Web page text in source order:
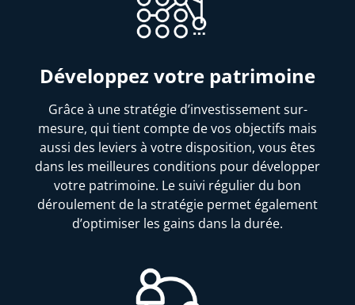
Développez votre patrimoine
Grâce à une stratégie d’investissement sur-
mesure, qui tient compte de vos objectifs mais
aussi des leviers à votre disposition, vous êtes
dans les meilleures conditions pour développer
votre patrimoine. Le suivi régulier du bon
déroulement de la stratégie permet également
d’optimiser les gains dans la durée.